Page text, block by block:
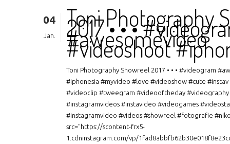
04
Jan.
Toni Photography
2017 • • •
#awesomevideo
#videoshoot
Toni Photography Showreel 2017 • • • #videogram
#iphonesia #myvideo #love #videoshow #cute
#videoclip #tweegram #videooftheday
#instagramvideos #instavideo #videogames
#instagramvideo #videos #showreel #fotografie
src="https://scontent-frx5-
1.cdninstagram.com/vp/